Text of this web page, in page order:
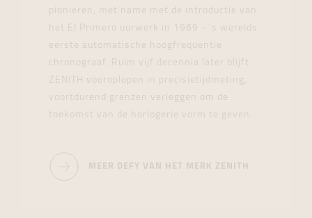
pionieren, met name met de introductie van
het El Primero uurwerk in 1969 - 's werelds
eerste automatische hoogfrequentie
chronograaf. Ruim vijf decennia later blijft
ZENITH vooroplopen in precisietijdmeting,
voortdurend grenzen verleggen om de
toekomst van de horlogerie vorm te geven.
MEER DEFY VAN HET MERK ZENITH